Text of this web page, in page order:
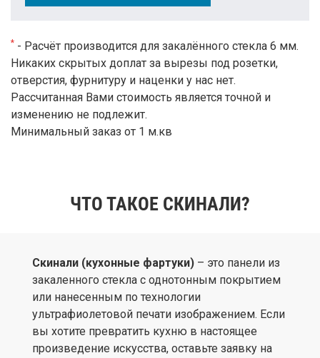
* - Расчёт производится для закалённого стекла 6 мм.
Никаких скрытых доплат за вырезы под розетки,
отверстия, фурнитуру и наценки у нас нет.
Рассчитанная Вами стоимость является точной и
изменению не подлежит.
Минимальный заказ от 1 м.кв
ЧТО ТАКОЕ СКИНАЛИ?
Скинали (кухонные фартуки) – это панели из
закаленного стекла с однотонным покрытием
или нанесенным по технологии
ультрафиолетовой печати изображением. Если
вы хотите превратить кухню в настоящее
произведение искусства, оставьте заявку на